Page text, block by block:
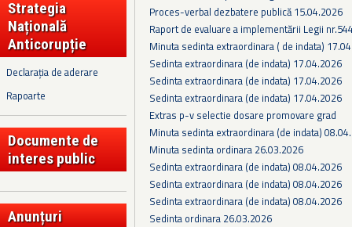
Strategia
Națională
Anticorupție
Declarația de aderare
Rapoarte
Documente de
interes public
Anunțuri
Proces-verbal dezbatere publică 15.04.2026
Raport de evaluare a implementării Legii
Minuta sedinta extraordinara ( de indata)
Sedinta extraordinara (de indata) 17.04.2026
Sedinta extraordinara (de indata) 17.04.2026
Sedinta extraordinara (de indata) 17.04.2026
Extras p-v selectie dosare promovare grad
Minuta sedinta extraordinara (de indata)
Minuta sedinta ordinara 26.03.2026
Sedinta extraordinara (de indata) 08.04.2026
Sedinta extraordinara (de indata) 08.04.2026
Sedinta extraordinara (de indata) 08.04.2026
Sedinta ordinara 26.03.2026